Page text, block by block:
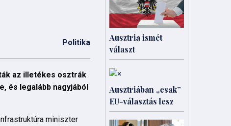
Politika
az illetékes osztrák
és legalább nagyjából
miniszter
Ausztria ismét
választ
Ausztriában „csak”
EU-választás lesz